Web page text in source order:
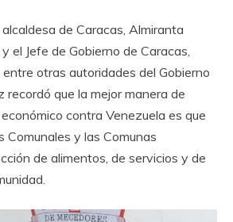
de Caracas, Almiranta
el Jefe de Gobierno de Caracas,
otras autoridades del Gobierno
recordó que la mejor manera de
contra Venezuela es que
Comunales y las Comunas
de alimentos, de servicios y de